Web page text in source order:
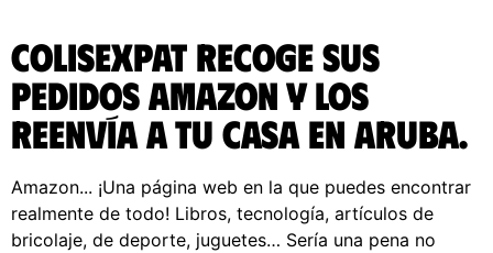
ColisExpat recoge sus
pedidos Amazon y los
reenvía a tu casa en Aruba.
Amazon... ¡Una página web en la que puedes encontrar
realmente de todo! Libros, tecnología, artículos de
bricolaje, de deporte, juguetes… Sería una pena no